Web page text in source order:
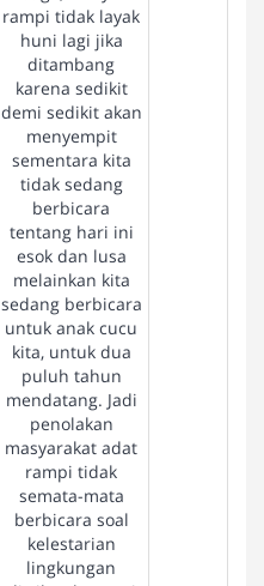
rampi tidak layak
huni lagi jika
ditambang
karena sedikit
demi sedikit akan
menyempit
sementara kita
tidak sedang
berbicara
tentang hari ini
esok dan lusa
melainkan kita
sedang berbicara
untuk anak cucu
kita, untuk dua
puluh tahun
mendatang. Jadi
penolakan
masyarakat adat
rampi tidak
semata-mata
berbicara soal
kelestarian
lingkungan